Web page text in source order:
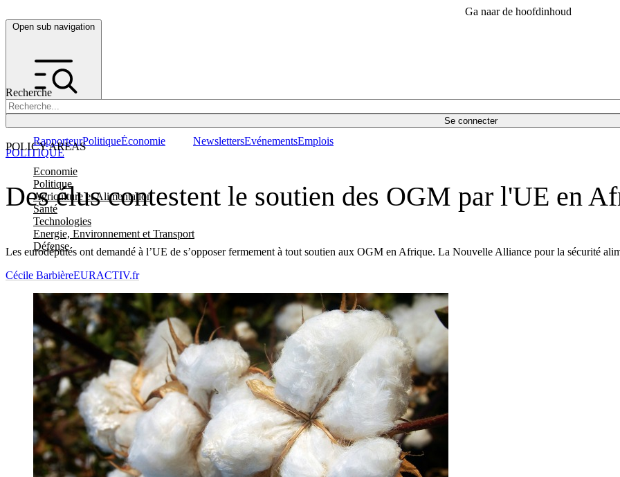
Ga naar de hoofdinhoud
Open sub navigation
Recherche
Se connecter
POLICY AREAS
Economie
Politique
Agriculture et Alimentation
Santé
Technologies
Energie, Environnement et Transport
Défense
RapporteurPolitiqueÉconomie NewslettersEvénementsEmplois
Des élus contestent le soutien des OGM par l'UE en
Les eurodéputés ont demandé à l’UE de s’opposer fermement à tout soutien aux OGM en Afrique. La Nouvelle Alliance pour la sécurité
POLITIQUE
Cécile BarbièreEURACTIV.fr